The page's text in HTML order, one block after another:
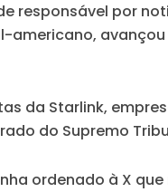
responsável por
americano,
da Starlink,
do Supremo
ordenado à X